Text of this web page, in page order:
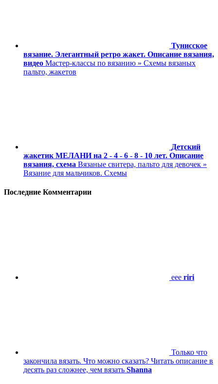
Тунисское
вязание. Элегантный ретро жакет. Описание вязания,
видео Мастер-классы по вязанию » Схемы вязаных
пальто, жакетов
Детский
жакетик МЕЛАНИ на 2 - 4 - 6 - 8 - 10 лет. Описание
вязания, схема Вязаные свитера, пальто для девочек »
Вязание для мальчиков. Схемы
Последние Комментарии
eee riri
Только что
закончила вязать. Что можно сказать? Читать описание в
десять раз сложнее, чем вязать Shanna